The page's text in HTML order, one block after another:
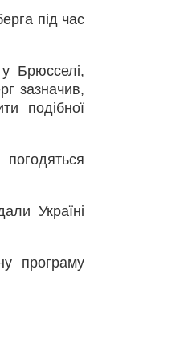
під час
Брюсселі,
зазначив,
подібної
Україні
програму